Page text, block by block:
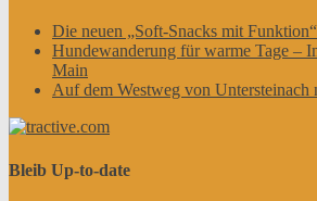
Die neuen „Soft-Snacks mit
Hundewanderung für warme Tage –
Main
Auf dem Westweg von Untersteinach
Bleib Up-to-date